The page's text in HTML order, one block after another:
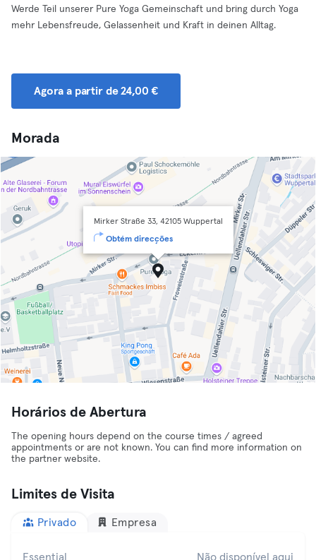
Werde Teil unserer Pure Yoga Gemeinschaft und bring durch Yoga
mehr Lebensfreude, Gelassenheit und Kraft in deinen Alltag.
Agora a partir de 24,00 €
Morada
Mirker Straße 33, 42105 Wuppertal
Obtém direcções
Horários de Abertura
The opening hours depend on the course times / agreed
appointments or are not known. You can find more information on
the partner website.
Limites de Visita
Privado Empresa
Essential Não disponível aqui